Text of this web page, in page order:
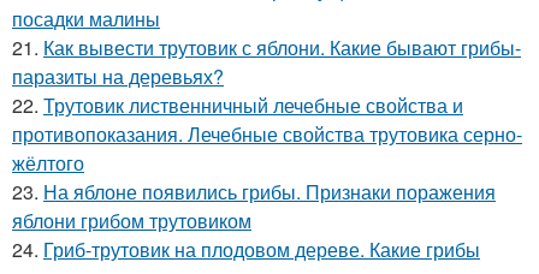
посадки малины
21. Как вывести трутовик с яблони. Какие бывают грибы-
паразиты на деревьях?
22. Трутовик лиственничный лечебные свойства и
противопоказания. Лечебные свойства трутовика серно-
жёлтого
23. На яблоне появились грибы. Признаки поражения
яблони грибом трутовиком
24. Гриб-трутовик на плодовом дереве. Какие грибы